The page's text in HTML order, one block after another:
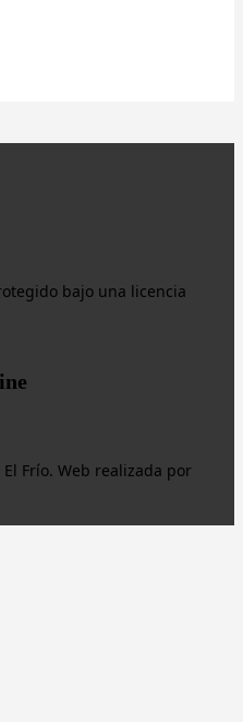
bajo una licencia
Frío. Web realizada por